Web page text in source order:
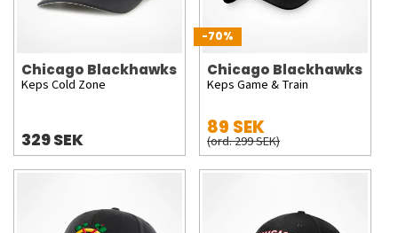
Chicago Blackhawks
Keps Cold Zone
329 SEK
-70%
Chicago Blackhawks
Keps Game & Train
89 SEK
(ord. 299 SEK)